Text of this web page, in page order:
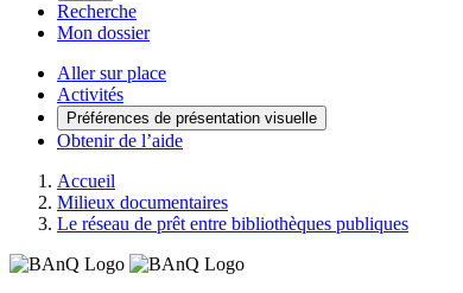
Recherche
Mon dossier
Aller sur place
Activités
Préférences de présentation visuelle
Obtenir de l’aide
Accueil
Milieux documentaires
Le réseau de prêt entre bibliothèques publiques